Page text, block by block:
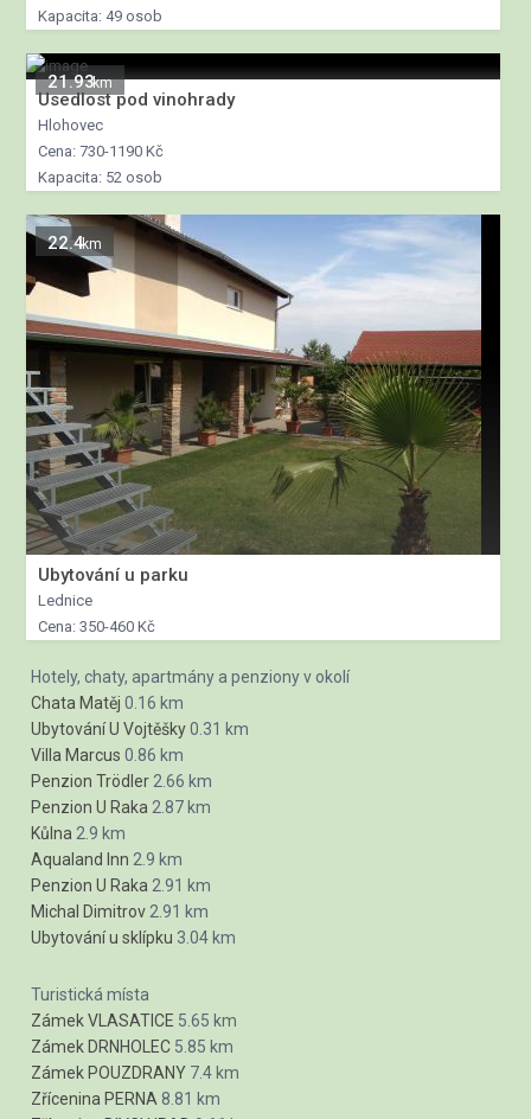
Kapacita: 49 osob
21.93km
Usedlost pod vinohrady
Hlohovec
Cena: 730-1190 Kč
Kapacita: 52 osob
22.4km
Ubytování u parku
Lednice
Cena: 350-460 Kč
Hotely, chaty, apartmány a penziony v okolí
Chata Matěj 0.16 km
Ubytování U Vojtěšky0.31 km
Villa Marcus 0.86 km
Penzion Trödler 2.66 km
Penzion U Raka 2.87 km
Kůlna 2.9 km
Aqualand Inn 2.9 km
Penzion U Raka 2.91 km
Michal Dimitrov 2.91 km
Ubytování u sklípku 3.04 km
Turistická místa
Zámek VLASATICE 5.65 km
Zámek DRNHOLEC 5.85 km
Zámek POUZDRANY 7.4 km
Zřícenina PERNA 8.81 km